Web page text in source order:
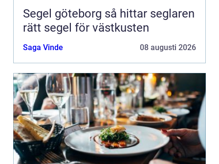
Segel göteborg så hittar seglaren
rätt segel för västkusten
Saga Vinde 08 augusti 2026